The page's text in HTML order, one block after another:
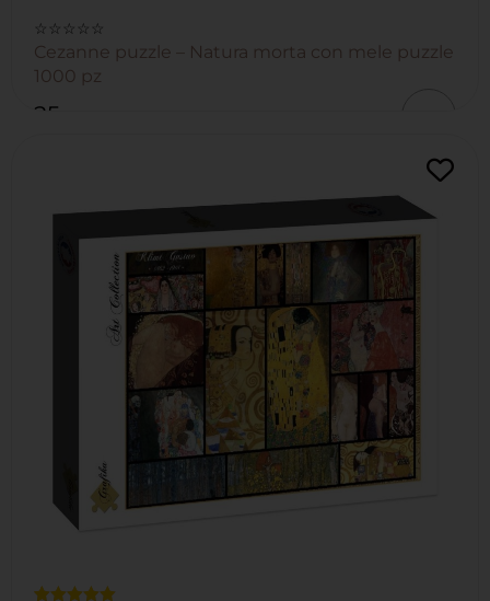
☆☆☆☆☆
Cezanne puzzle – Natura morta con mele puzzle
1000 pz
25